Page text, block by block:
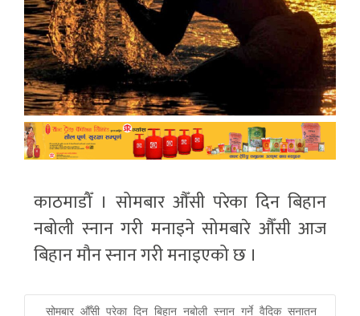
काठमाडौँ । सोमबार औँसी परेका दिन बिहान
नबोली स्नान गरी मनाइने सोमबारे औँसी आज
बिहान मौन स्नान गरी मनाइएको छ ।